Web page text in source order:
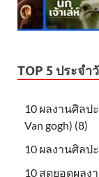
TOP 5 ประจำ
10 ผลงานศิลป
Van gogh) (8)
10 ผลงานศิลป
10 สุดยอดผลง